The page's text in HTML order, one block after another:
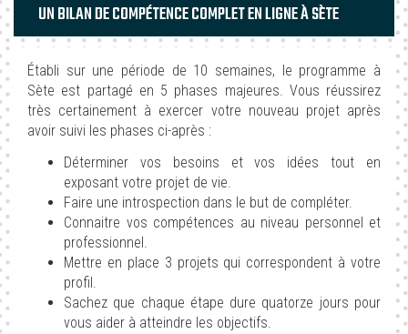
UN BILAN DE COMPÉTENCE COMPLET EN LIGNE À SÈTE
Établi sur une période de 10 semaines, le programme à
Sète est partagé en 5 phases majeures. Vous réussirez
très certainement à exercer votre nouveau projet après
avoir suivi les phases ci-après :
Déterminer vos besoins et vos idées tout en
exposant votre projet de vie.
Faire une introspection dans le but de compléter.
Connaitre vos compétences au niveau personnel et
professionnel.
Mettre en place 3 projets qui correspondent à votre
profil.
Sachez que chaque étape dure quatorze jours pour
vous aider à atteindre les objectifs.